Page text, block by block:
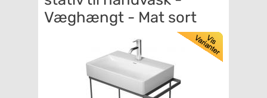
Væghængt - Mat sort